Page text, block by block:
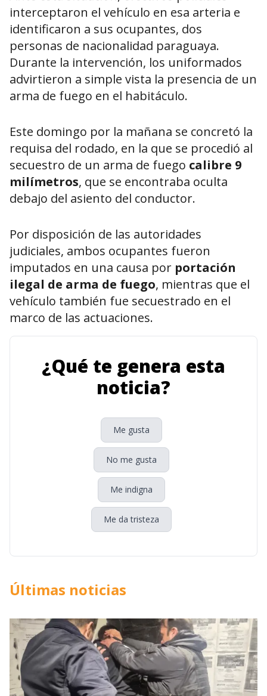
interceptaron el vehículo en esa arteria e
identificaron a sus ocupantes, dos
personas de nacionalidad paraguaya.
Durante la intervención, los uniformados
advirtieron a simple vista la presencia de un
arma de fuego en el habitáculo.
Este domingo por la mañana se concretó la
requisa del rodado, en la que se procedió al
secuestro de un arma de fuego calibre 9
milímetros, que se encontraba oculta
debajo del asiento del conductor.
Por disposición de las autoridades
judiciales, ambos ocupantes fueron
imputados en una causa por portación
ilegal de arma de fuego, mientras que el
vehículo también fue secuestrado en el
marco de las actuaciones.
¿Qué te genera esta
noticia?
Me gusta
No me gusta
Me indigna
Me da tristeza
Últimas noticias